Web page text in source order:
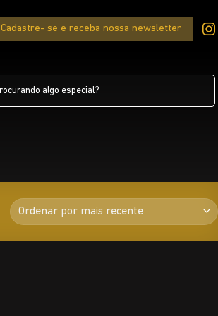
Cadastre- se e receba nossa newsletter